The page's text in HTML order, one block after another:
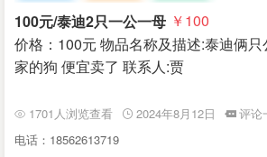
100元/泰迪2只一公一母 ￥100
价格：100元 物品名称及描述:泰迪俩
家的狗 便宜卖了 联系人:贾
1701人浏览查看 2024年8月12日
评论
电话：18562613719